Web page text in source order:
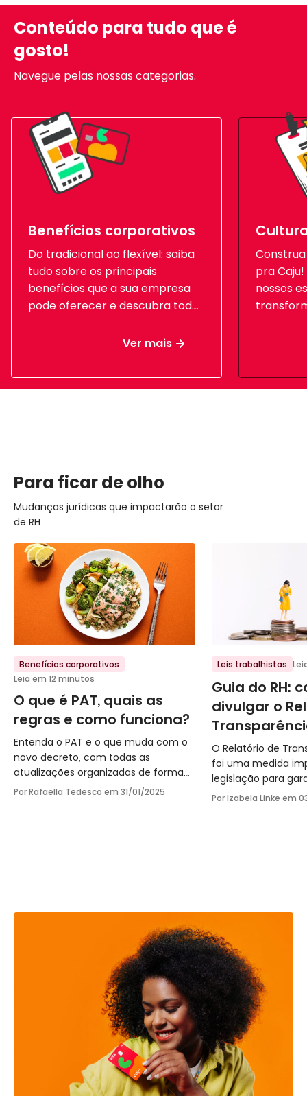
Conteúdo para tudo que é
gosto!
Navegue pelas nossas categorias.
Benefícios corporativos
Do tradicional ao flexível: saiba
tudo sobre os principais
benefícios que a sua empresa
pode oferecer e descubra todos
Ver mais
pra
nossos
Para ficar de olho
Mudanças jurídicas que impactarão o setor
de RH.
Ir para o post
Benefícios corporativos
Leia em 12 minutos
O que é PAT, quais as
regras e como funciona?
Entenda o PAT e o que muda com o
novo decreto, com todas as
atualizações organizadas de forma
clara para o dia a dia das empresas.
Por Rafaella Tedesco em 31/01/2025
Ir para o post
Leis trabalhistas
Guia do RH:
divulgar o
O Relatório de
foi uma medida
legislação para
de salários e
Por Izabela Linke em